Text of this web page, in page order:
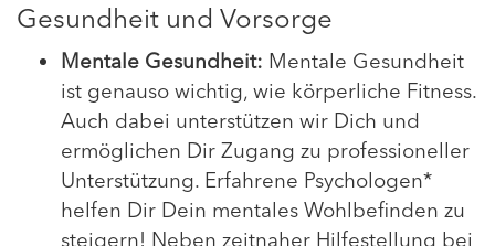
Gesundheit und Vorsorge
Mentale Gesundheit: Mentale Gesundheit
ist genauso wichtig, wie körperliche Fitness.
Auch dabei unterstützen wir Dich und
ermöglichen Dir Zugang zu professioneller
Unterstützung. Erfahrene Psychologen*
helfen Dir Dein mentales Wohlbefinden zu
steigern! Neben zeitnaher Hilfestellung bei